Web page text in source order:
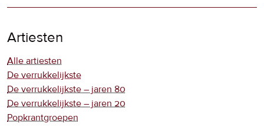
Artiesten
Alle artiesten
De verrukkelijkste
De verrukkelijkste – jaren 80
De verrukkelijkste – jaren 20
Popkrantgroepen